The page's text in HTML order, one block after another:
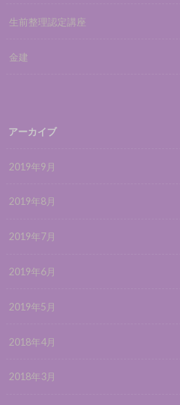
生前整理認定講座
金建
アーカイブ
2019年9月
2019年8月
2019年7月
2019年6月
2019年5月
2018年4月
2018年3月